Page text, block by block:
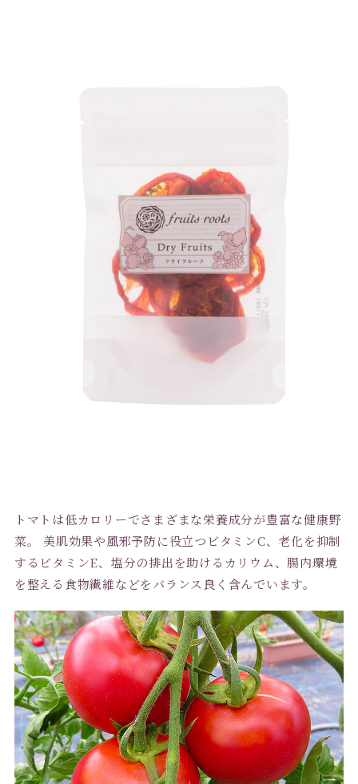
トマトは低カロリーでさまざまな栄養成分が豊富な健康野
菜。 美肌効果や風邪予防に役立つビタミンC、老化を抑制
するビタミンE、塩分の排出を助けるカリウム、腸内環境
を整える食物繊維などをバランス良く含んでいます。